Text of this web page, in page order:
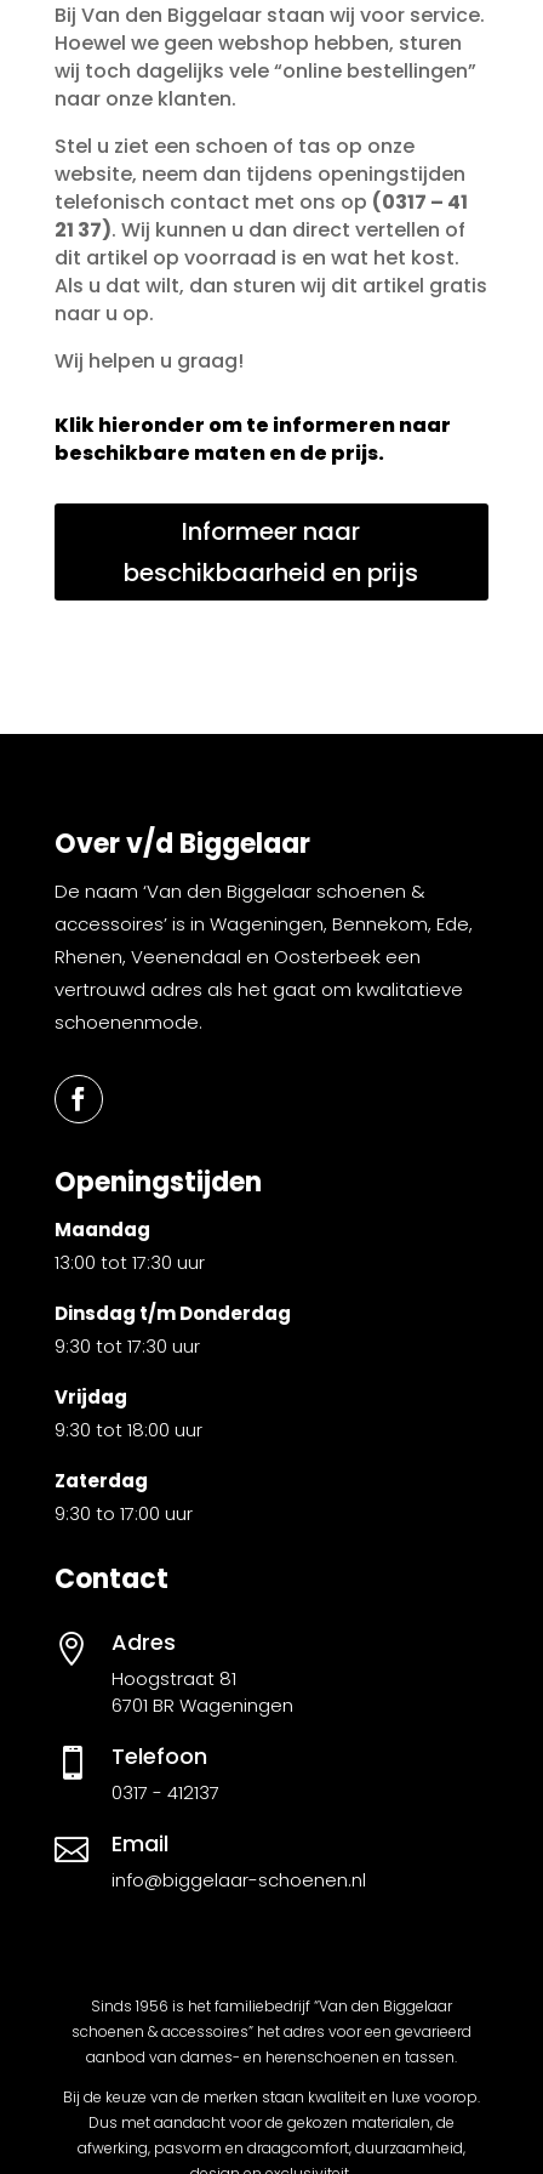
Bij Van den Biggelaar staan wij voor service.
Hoewel we geen webshop hebben, sturen
wij toch dagelijks vele “online bestellingen”
naar onze klanten.
Stel u ziet een schoen of tas op onze
website, neem dan tijdens openingstijden
telefonisch contact met ons op (0317 – 41
21 37). Wij kunnen u dan direct vertellen of
dit artikel op voorraad is en wat het kost.
Als u dat wilt, dan sturen wij dit artikel gratis
naar u op.
Wij helpen u graag!
Klik hieronder om te informeren naar
beschikbare maten en de prijs.
Informeer naar
beschikbaarheid en prijs
Over v/d Biggelaar
De naam ‘Van den Biggelaar schoenen &
accessoires’ is in Wageningen, Bennekom, Ede,
Rhenen, Veenendaal en Oosterbeek een
vertrouwd adres als het gaat om kwalitatieve
schoenenmode.
Openingstijden
Maandag
13:00 tot 17:30 uur
Dinsdag t/m Donderdag
9:30 tot 17:30 uur
Vrijdag
9:30 tot 18:00 uur
Zaterdag
9:30 to 17:00 uur
Contact
 Adres
Hoogstraat 81
6701 BR Wageningen
 Telefoon
0317 - 412137
 Email
info@biggelaar-schoenen.nl
Sinds 1956 is het familiebedrijf “Van den Biggelaar
schoenen & accessoires” het adres voor een gevarieerd
aanbod van dames- en herenschoenen en tassen.
Bij de keuze van de merken staan kwaliteit en luxe voorop.
Dus met aandacht voor de gekozen materialen, de
afwerking, pasvorm en draagcomfort, duurzaamheid,